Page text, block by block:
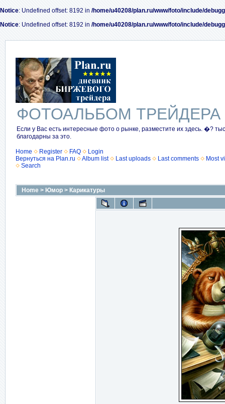
Notice: Undefined offset: 8192 in /home/u40208/plan.ru/www/foto/include/
Notice: Undefined offset: 8192 in /home/u40208/plan.ru/www/foto/include/
ФОТОАЛЬБОМ ТРЕЙДЕРА
Если у Вас есть интересные фото о рынке, разместите их здесь. �?
благодарны за это.
Home Register FAQ
Login
Вернуться на Plan.ru
Album list Last uploads Last comments
Most
Search
Home > Юмор > Карикатуры